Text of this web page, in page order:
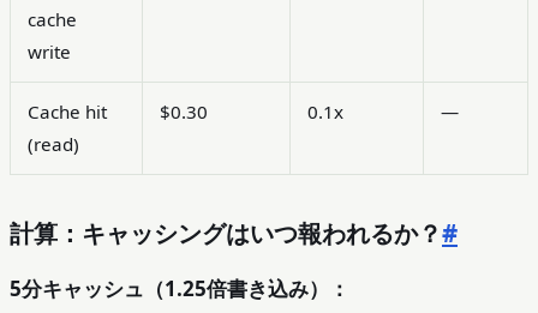
cache
write
Cache hit
(read)
$0.30 0.1x —
計算：キャッシングはいつ報われるか？#
5分キャッシュ（1.25倍書き込み）：